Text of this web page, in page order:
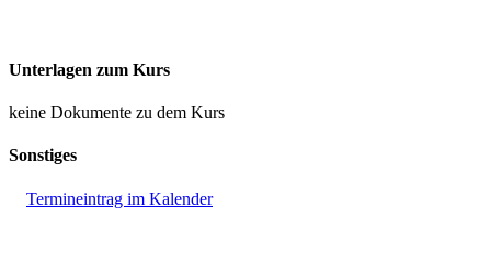
Unterlagen zum Kurs
keine Dokumente zu dem Kurs
Sonstiges
Termineintrag im Kalender